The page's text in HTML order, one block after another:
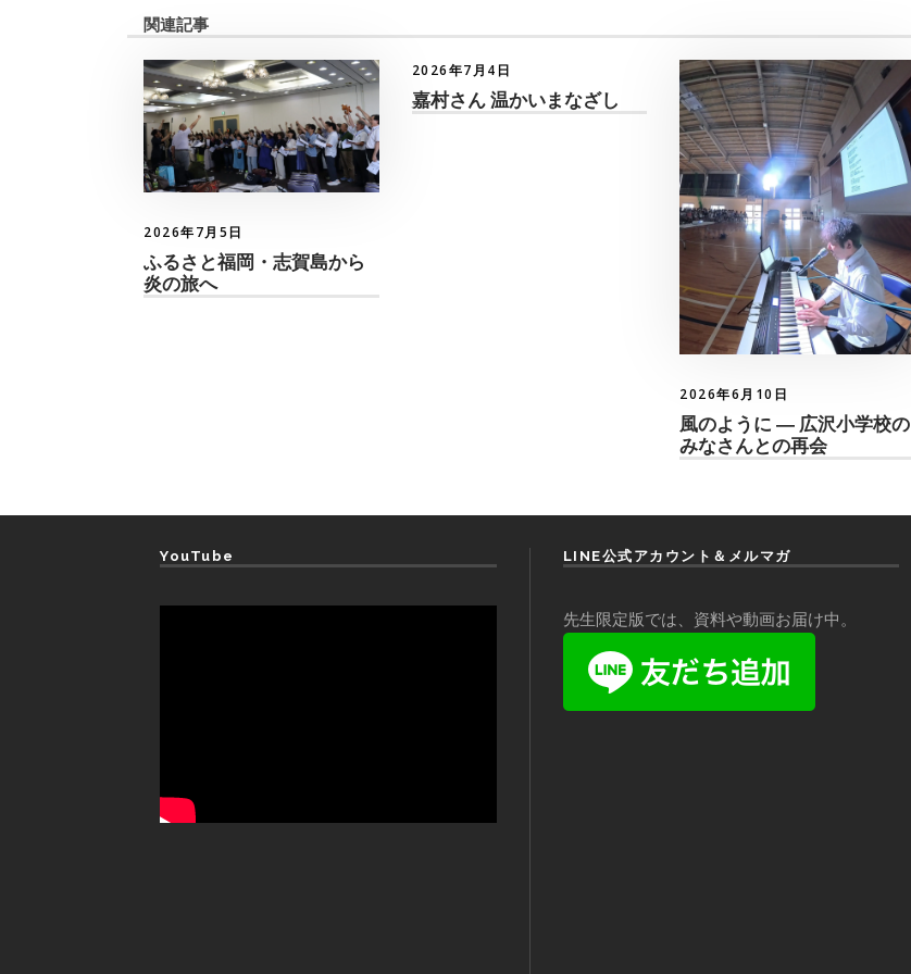
関連記事
2026年7月5日
ふるさと福岡・志賀島から
炎の旅へ
2026年7月4日
嘉村さん 温かいまなざし
2026年6月10日
風のように ― 広沢小学校の
みなさんとの再会
YouTube LINE公式アカウント＆メルマガ
先生限定版では、資料や動画お届け中。